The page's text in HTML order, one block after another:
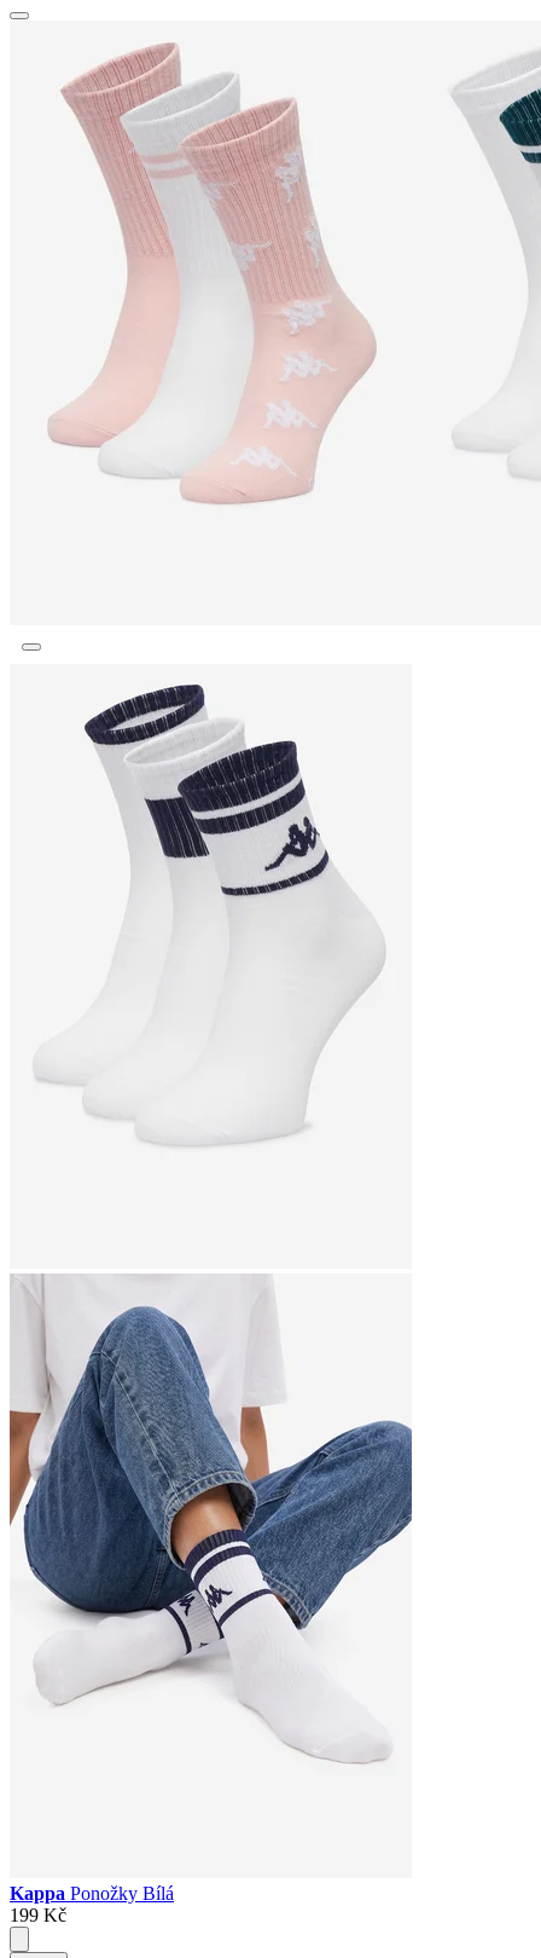
Kappa Ponožky Bílá
199 Kč